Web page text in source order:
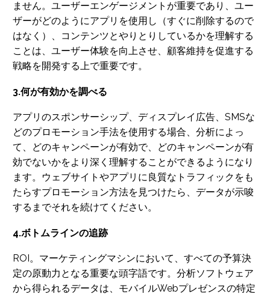
ません。ユーザーエンゲージメントが重要であり、ユー
ザーがどのようにアプリを使用し（すぐに削除するので
はなく）、コンテンツとやりとりしているかを理解する
ことは、ユーザー体験を向上させ、顧客維持を促進する
戦略を開発する上で重要です。
3.何が有効かを調べる
アプリのスポンサーシップ、ディスプレイ広告、SMSな
どのプロモーション手法を使用する場合、分析によっ
て、どのキャンペーンが有効で、どのキャンペーンが有
効でないかをより深く理解することができるようになり
ます。ウェブサイトやアプリに良質なトラフィックをも
たらすプロモーション方法を見つけたら、データが示唆
するまでそれを続けてください。
4.ボトムラインの追跡
ROI。マーケティングマシンにおいて、すべての予算決
定の原動力となる重要な頭字語です。分析ソフトウェア
から得られるデータは、モバイルWebプレゼンスの特定